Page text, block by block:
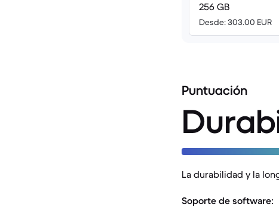
256 GB
Desde: 303.00 EUR
Puntuación
La durabilidad y la
Soporte de software: